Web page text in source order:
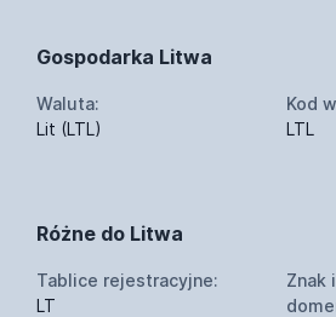
Gospodarka Litwa
Waluta:
Lit (LTL)
Kod
LTL
Różne do Litwa
Tablice rejestracyjne:
LT
Znak